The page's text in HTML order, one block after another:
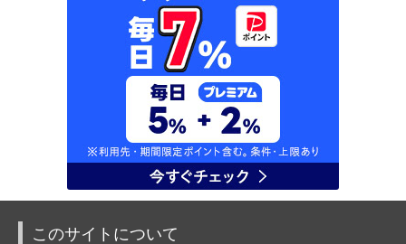
このサイトについて